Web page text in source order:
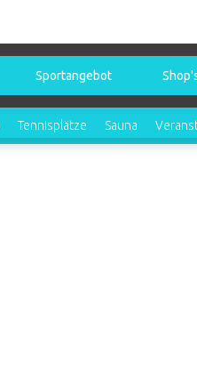
Sportangebot
Tennisplätze Sauna